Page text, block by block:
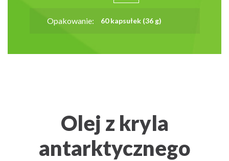
Opakowanie: 60 kapsułek (36 g)
Olej z kryla
antarktycznego